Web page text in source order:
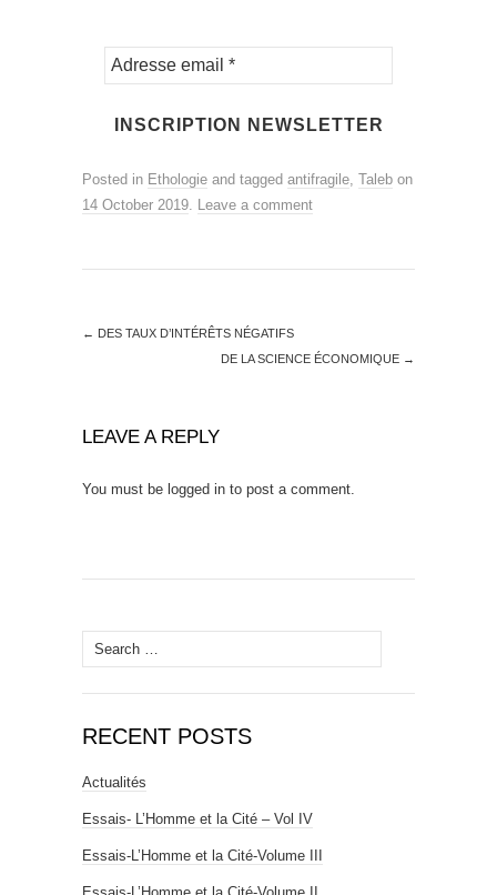
Posted in Ethologie and tagged antifragile, Taleb on
14 October 2019. Leave a comment
← DES TAUX D’INTÉRÊTS NÉGATIFS
DE LA SCIENCE ÉCONOMIQUE →
LEAVE A REPLY
You must be logged in to post a comment.
Search
for:
RECENT POSTS
Actualités
Essais- L’Homme et la Cité – Vol IV
Essais-L’Homme et la Cité-Volume III